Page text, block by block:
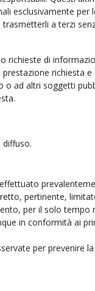
esclusivamente per
a terzi
richieste di
richiesta
o ad altri soggetti
diffuso.
pertinente,
per il solo tempo
in conformità ai
per prevenire